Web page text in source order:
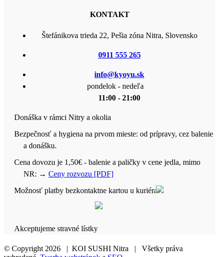
KONTAKT
Štefánikova trieda 22, Pešia zóna Nitra, Slovensko
0911 555 265
info@kyoyu.sk
pondelok - nedeľa
11:00 - 21:00
Donáška v rámci Nitry a okolia
Bezpečnosť a hygiena na prvom mieste: od prípravy, cez balenie
a donášku.
Cena dovozu je 1,50€ - balenie a paličky v cene jedla, mimo
NR: → Ceny rozvozu [PDF]
Možnosť platby bezkontaktne kartou u kuriéra
Akceptujeme stravné lístky
© Copyright 2026 | KOI SUSHI Nitra | Všetky práva